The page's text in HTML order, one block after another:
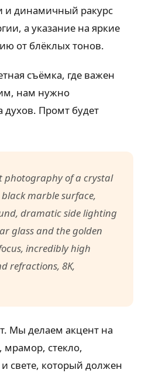
и динамичный ракурс
а указание на яркие
от блёклых тонов.
съёмка, где важен
нам нужно
Промт будет
photography of a crystal
marble surface,
dramatic side lighting
glass and the golden
incredibly high
refractions, 8K,
Мы делаем акцент на
мрамор, стекло,
свете, который должен